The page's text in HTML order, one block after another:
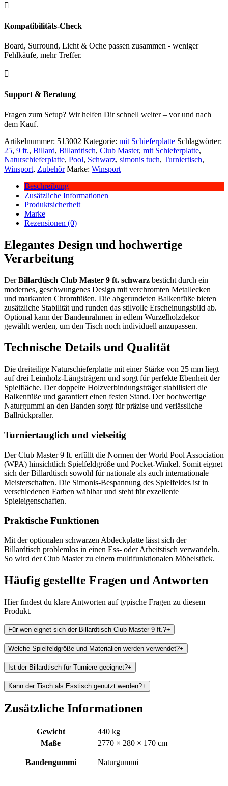

Kompatibilitäts-Check
Board, Surround, Licht & Oche passen zusammen - weniger
Fehlkäufe, mehr Treffer.

Support & Beratung
Fragen zum Setup? Wir helfen Dir schnell weiter – vor und nach
dem Kauf.
Artikelnummer: 513002 Kategorie: mit Schieferplatte Schlagwörter:
25, 9 ft., Billard, Billardtisch, Club Master, mit Schieferplatte,
Naturschieferplatte, Pool, Schwarz, simonis tuch, Turniertisch,
Winsport, Zubehör Marke: Winsport
Beschreibung
Zusätzliche Informationen
Produktsicherheit
Marke
Rezensionen (0)
Elegantes Design und hochwertige
Verarbeitung
DerBillardtisch Club Master 9 ft. schwarz besticht durch ein
modernes, geschwungenes Design mit verchromten Metallecken
und markanten Chromfüßen. Die abgerundeten Balkenfüße bieten
zusätzliche Stabilität und runden das stilvolle Erscheinungsbild ab.
Optional kann der Bandenrahmen in edlem Wurzelholzdekor
gewählt werden, um den Tisch noch individuell anzupassen.
Technische Details und Qualität
Die dreiteilige Naturschieferplatte mit einer Stärke von 25 mm liegt
auf drei Leimholz-Längsträgern und sorgt für perfekte Ebenheit der
Spielfläche. Der doppelte Holzverbindungsträger stabilisiert die
Balkenfüße und garantiert einen festen Stand. Der hochwertige
Naturgummi an den Banden sorgt für präzise und verlässliche
Ballrückpraller.
Turniertauglich und vielseitig
Der Club Master 9 ft. erfüllt die Normen der World Pool Association
(WPA) hinsichtlich Spielfeldgröße und Pocket-Winkel. Somit eignet
sich der Billardtisch sowohl für nationale als auch internationale
Meisterschaften. Die Simonis-Bespannung des Spielfeldes ist in
verschiedenen Farben wählbar und steht für exzellente
Spieleigenschaften.
Praktische Funktionen
Mit der optionalen schwarzen Abdeckplatte lässt sich der
Billardtisch problemlos in einen Ess- oder Arbeitstisch verwandeln.
So wird der Club Master zu einem multifunktionalen Möbelstück.
Häufig gestellte Fragen und Antworten
Hier findest du klare Antworten auf typische Fragen zu diesem
Produkt.
Für wen eignet sich der Billardtisch Club Master 9 ft.?+
Welche Spielfeldgröße und Materialien werden verwendet?+
Ist der Billardtisch für Turniere geeignet?+
Kann der Tisch als Esstisch genutzt werden?+
Zusätzliche Informationen
Gewicht
440 kg
Maße
2770 × 280 × 170 cm
Bandengummi Naturgummi